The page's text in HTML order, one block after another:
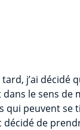
j’ai
le sens de
qui peuvent se
décidé de